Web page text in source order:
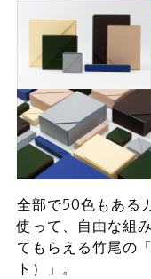
全部で50色もある
使って、自由な組
てもらえる竹尾の
ト）」。